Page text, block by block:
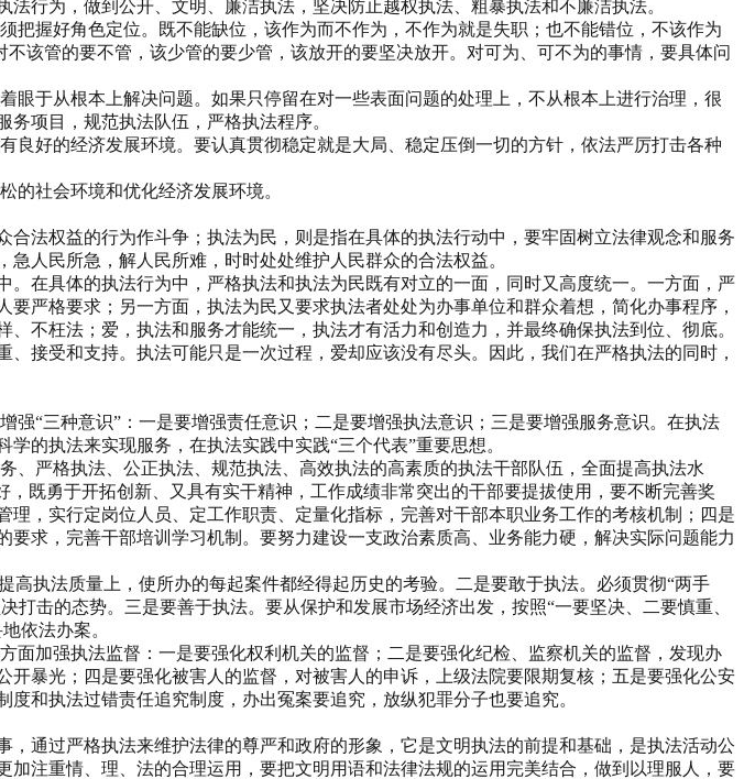
行为，做到公开、文明、廉洁执法，坚决防止越权执法、粗暴执法和不廉洁执法。
握好角色定位。既不能缺位，该作为而不作为，不作为就是失职；也不能错位，不该作为
该管的要不管，该少管的要少管，该放开的要坚决放开。对可为、可不为的事情，要具体问
于从根本上解决问题。如果只停留在对一些表面问题的处理上，不从根本上进行治理，很
项目，规范执法队伍，严格执法程序。
好的经济发展环境。要认真贯彻稳定就是大局、稳定压倒一切的方针，依法严厉打击各种
社会环境和优化经济发展环境。
法权益的行为作斗争；执法为民，则是指在具体的执法行动中，要牢固树立法律观念和服务
人民所急，解人民所难，时时处处维护人民群众的合法权益。
在具体的执法行为中，严格执法和执法为民既有对立的一面，同时又高度统一。一方面，严
严格要求；另一方面，执法为民又要求执法者处处为办事单位和群众着想，简化办事程序，
不枉法；爱，执法和服务才能统一，执法才有活力和创造力，并最终确保执法到位、彻底。
接受和支持。执法可能只是一次过程，爱却应该没有尽头。因此，我们在严格执法的同时，
“三种意识”：一是要增强责任意识；二是要增强执法意识；三是要增强服务意识。在执法
的执法来实现服务，在执法实践中实践“三个代表”重要思想。
严格执法、公正执法、规范执法、高效执法的高素质的执法干部队伍，全面提高执法水
既勇于开拓创新、又具有实干精神，工作成绩非常突出的干部要提拔使用，要不断完善奖
，实行定岗位人员、定工作职责、定量化指标，完善对干部本职业务工作的考核机制；四是
求，完善干部培训学习机制。要努力建设一支政治素质高、业务能力硬，解决实际问题能力
执法质量上，使所办的每起案件都经得起历史的考验。二是要敢于执法。必须贯彻“两手
击的态势。三是要善于执法。要从保护和发展市场经济出发，按照“一要坚决、二要慎重、
依法办案。
加强执法监督：一是要强化权利机关的监督；二是要强化纪检、监察机关的监督，发现办
暴光；四是要强化被害人的监督，对被害人的申诉，上级法院要限期复核；五是要强化公安
和执法过错责任追究制度，办出冤案要追究，放纵犯罪分子也要追究。
通过严格执法来维护法律的尊严和政府的形象，它是文明执法的前提和基础，是执法活动公
注重情、理、法的合理运用，要把文明用语和法律法规的运用完美结合，做到以理服人，要